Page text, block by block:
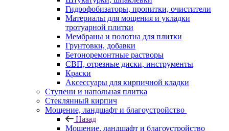
Гидрофобизаторы, пропитки, очистители
Материалы для мощения и укладки
тротуарной плитки
Мембраны и полотна для плитки
Грунтовки, добавки
Бетоноремонтные растворы
СВП, отрезные диски, инструменты
Краски
Аксессуары для кирпичной кладки
Ступени и напольная плитка
Cтеклянный кирпич
Мощение, ландшафт и благоустройство
Назад
Мощение, ландшафт и благоустройство